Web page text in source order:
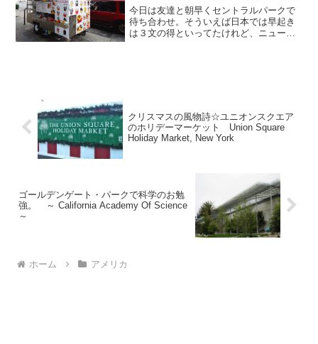
～
今日は友達と朝早くセントラルパークで
待ち合わせ。そういえば日本では早起き
は３文の得といってたけれど、ニューヨ
クリスマスの風物詩☆ユニオンスクエア
のホリデーマーケット Union Square
Holiday Market, New York
ゴールデンゲート・パークで科学のお勉
強。 ～ California Academy Of Science
～
ホーム アメリカ